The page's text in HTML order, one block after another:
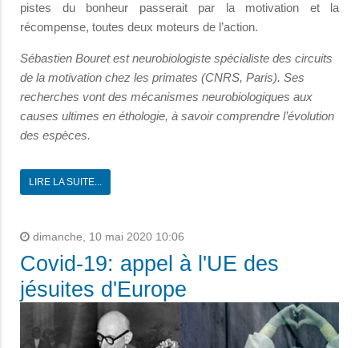
pistes du bonheur passerait par la motivation et la
récompense, toutes deux moteurs de l’action.
Sébastien Bouret est neurobiologiste spécialiste des circuits
de la motivation chez les primates (CNRS, Paris). Ses
recherches vont des mécanismes neurobiologiques aux
causes ultimes en éthologie, à savoir comprendre l’évolution
des espèces.
LIRE LA SUITE...
dimanche, 10 mai 2020 10:06
Covid-19: appel à l'UE des
jésuites d'Europe